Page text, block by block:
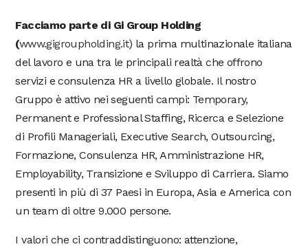
Facciamo parte di Gi Group Holding
(www.gigroupholding.it) la prima multinazionale italiana
del lavoro e una tra le principali realtà che offrono
servizi e consulenza HR a livello globale. Il nostro
Gruppo è attivo nei seguenti campi: Temporary,
Permanent e Professional Staffing, Ricerca e Selezione
di Profili Manageriali, Executive Search, Outsourcing,
Formazione, Consulenza HR, Amministrazione HR,
Employability, Transizione e Sviluppo di Carriera. Siamo
presenti in più di 37 Paesi in Europa, Asia e America con
un team di oltre 9.000 persone.
I valori che ci contraddistinguono: attenzione,